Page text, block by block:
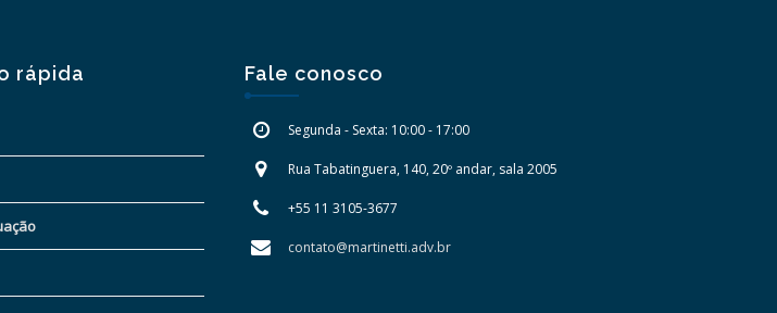
rápida Fale conosco
Segunda - Sexta: 10:00 - 17:00
Rua Tabatinguera, 140, 20º andar, sala 2005
+55 11 3105-3677
contato@martinetti.adv.br